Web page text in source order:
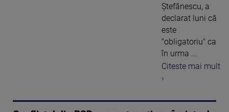
Ştefănescu, a
declarat luni că
este
"obligatoriu" ca
în urma ...
Citeste mai mult
›